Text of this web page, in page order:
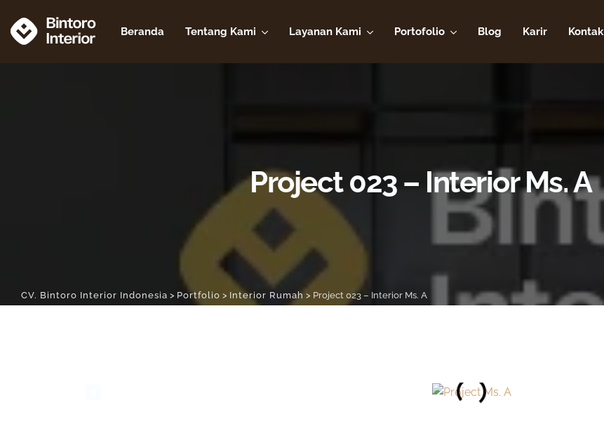
Beranda Tentang Kami Layanan Kami Portofolio Blog Karir Kontak
Project 023 – Interior Ms. A
CV. Bintoro Interior Indonesia > Portfolio > Interior Rumah > Project 023 – Interior Ms. A